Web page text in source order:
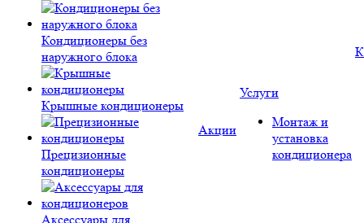
Кондиционеры без
наружного блока
Крышные кондиционеры
Прецизионные
кондиционеры
Аксессуары для
Акции
Услуги
Монтаж и
установка
кондиционера